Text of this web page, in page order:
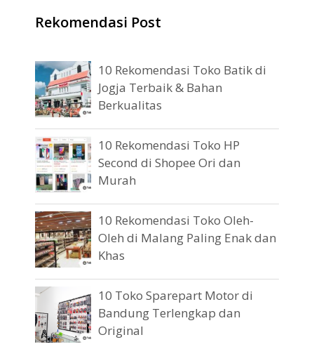
Rekomendasi Post
10 Rekomendasi Toko Batik di
Jogja Terbaik & Bahan
Berkualitas
10 Rekomendasi Toko HP
Second di Shopee Ori dan
Murah
10 Rekomendasi Toko Oleh-
Oleh di Malang Paling Enak dan
Khas
10 Toko Sparepart Motor di
Bandung Terlengkap dan
Original